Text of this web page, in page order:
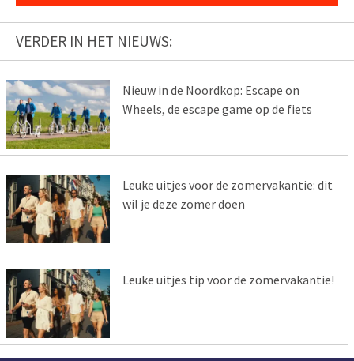
VERDER IN HET NIEUWS:
Nieuw in de Noordkop: Escape on
Wheels, de escape game op de fiets
Leuke uitjes voor de zomervakantie: dit
wil je deze zomer doen
Leuke uitjes tip voor de zomervakantie!